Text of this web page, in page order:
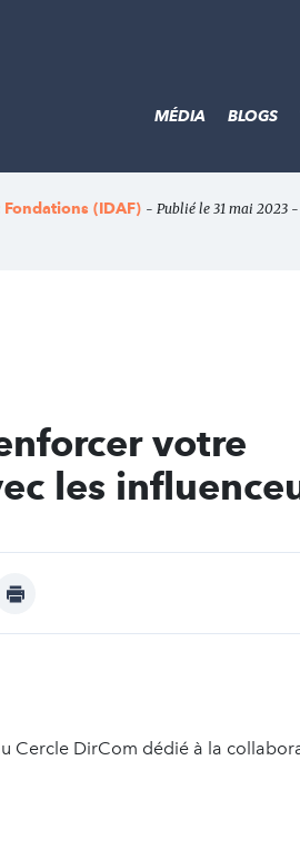
MÉDIA BLOGS
(IDAF) - Publié le 31 mai 2023
votre
les
print
Cercle DirCom dédié à la